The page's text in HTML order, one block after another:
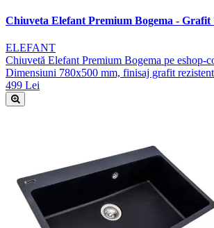
Chiuveta Elefant Premium Bogema - Grafit
ELEFANT
Chiuvetă Elefant Premium Bogema pe eshop-
Dimensiuni 780x500 mm, finisaj grafit
499 Lei